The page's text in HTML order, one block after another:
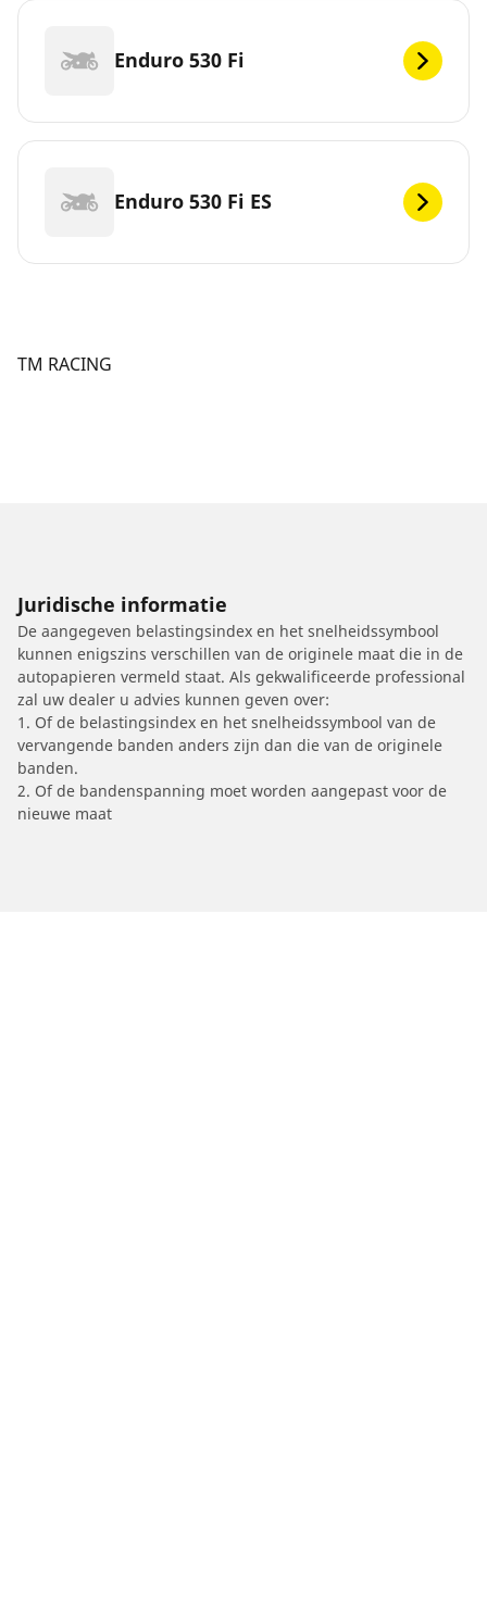
Enduro 530 Fi
Enduro 530 Fi ES
TM RACING
Juridische informatie
De aangegeven belastingsindex en het snelheidssymbool
kunnen enigszins verschillen van de originele maat die in de
autopapieren vermeld staat. Als gekwalificeerde professional
zal uw dealer u advies kunnen geven over:
1. Of de belastingsindex en het snelheidssymbool van de
vervangende banden anders zijn dan die van de originele
banden.
2. Of de bandenspanning moet worden aangepast voor de
nieuwe maat